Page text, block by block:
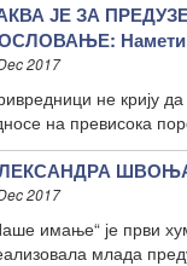
ЈЕ ЗА
Намети
2017
не крију
на превисока
ШВОЊА:
2017
имање“ је први
млада